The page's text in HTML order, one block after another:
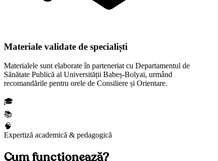
Materiale validate de specialiști
Materialele sunt elaborate în parteneriat cu Departamentul de
Sănătate Publică al Universității Babeș-Bolyai, urmând
recomandările pentru orele de Consiliere și Orientare.
🎓
📚
🧠
Expertiză academică & pedagogică
Cum funcționează?